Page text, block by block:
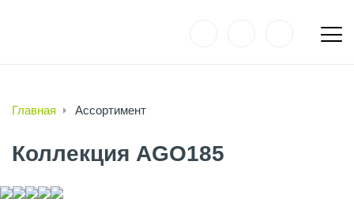
Главная Ассортимент
Коллекция AGO185